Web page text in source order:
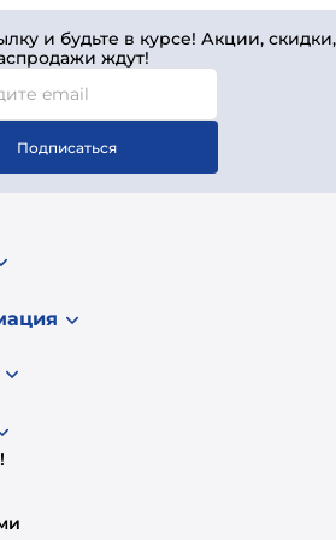
и будьте в курсе! Акции, скидки,
ждут!
Подписаться